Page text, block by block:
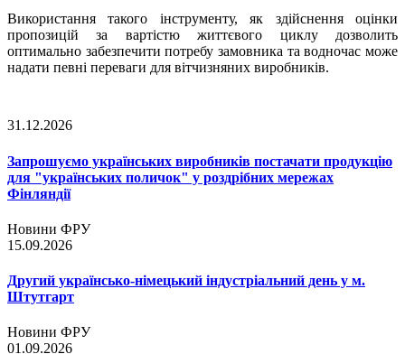
Використання такого інструменту, як здійснення оцінки
пропозицій за вартістю життєвого циклу дозволить
оптимально забезпечити потребу замовника та водночас може
надати певні переваги для вітчизняних виробників.
31.12.2026
Запрошуємо українських виробників постачати продукцію
для "українських поличок" у роздрібних мережах
Фінляндії
Новини ФРУ
15.09.2026
Другий українсько-німецький індустріальний день у м.
Штутгарт
Новини ФРУ
01.09.2026